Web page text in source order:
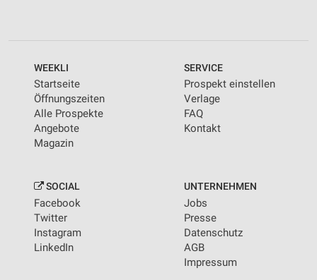
WEEKLI
Startseite
Öffnungszeiten
Alle Prospekte
Angebote
Magazin
SERVICE
Prospekt einstellen
Verlage
FAQ
Kontakt
SOCIAL
Facebook
Twitter
Instagram
LinkedIn
UNTERNEHMEN
Jobs
Presse
Datenschutz
AGB
Impressum